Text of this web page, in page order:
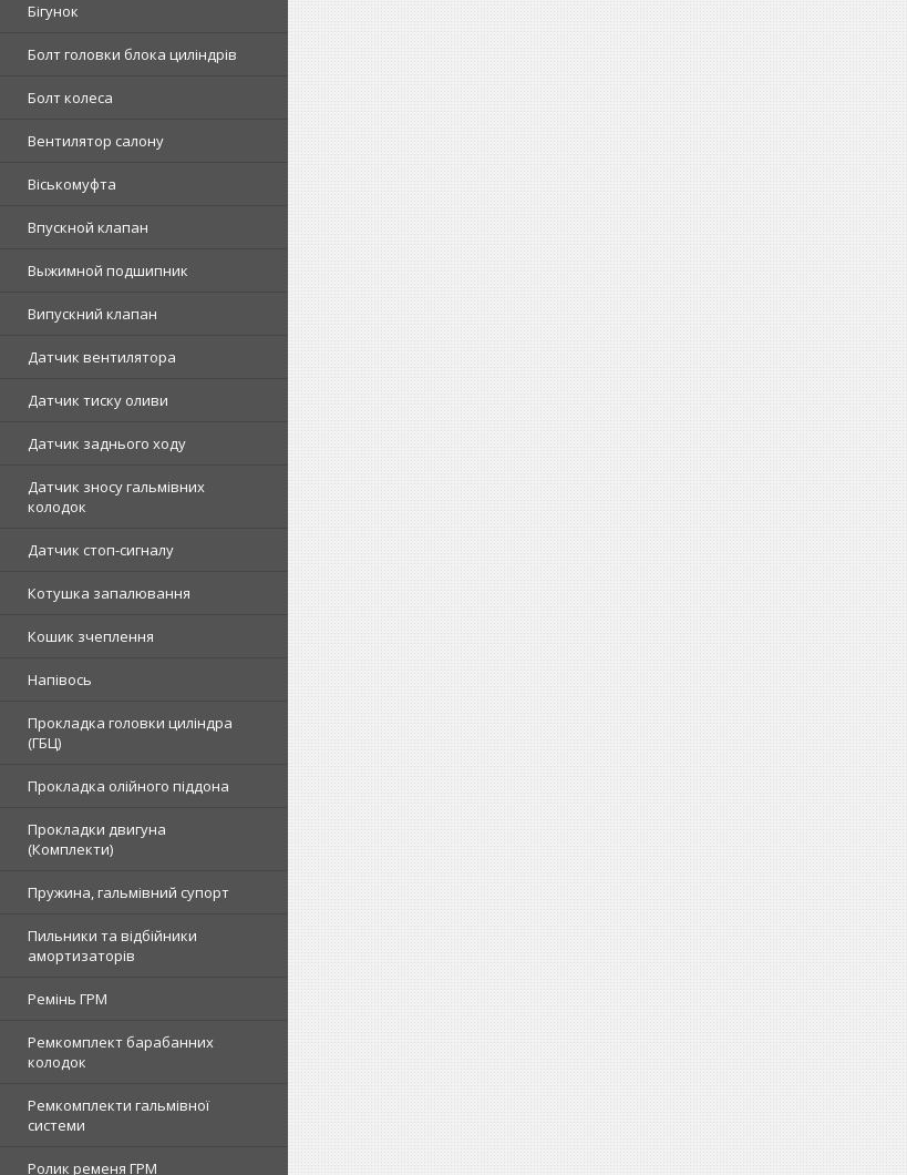
Бігунок
Болт головки блока циліндрів
Болт колеса
Вентилятор салону
Віськомуфта
Впускной клапан
Выжимной подшипник
Випускний клапан
Датчик вентилятора
Датчик тиску оливи
Датчик заднього ходу
Датчик зносу гальмівних
колодок
Датчик стоп-сигналу
Котушка запалювання
Кошик зчеплення
Напівось
Прокладка головки циліндра
(ГБЦ)
Прокладка олійного піддона
Прокладки двигуна
(Комплекти)
Пружина, гальмівний супорт
Пильники та відбійники
амортизаторів
Ремінь ГРМ
Ремкомплект барабанних
колодок
Ремкомплекти гальмівної
системи
Ролик ременя ГРМ